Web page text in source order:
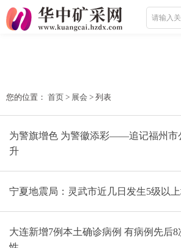
您的位置： 首页 > 展会 > 列表
为警旗增色 为警徽添彩——追记福州市
升
宁夏地震局：灵武市近几日发生5级以
大连新增7例本土确诊病例 有病例先后